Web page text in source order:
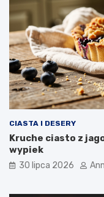
CIASTA I DESERY
Kruche ciasto z
wypiek
30 lipca 2026